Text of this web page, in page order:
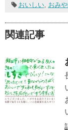
おいしい, おみ
関連記事